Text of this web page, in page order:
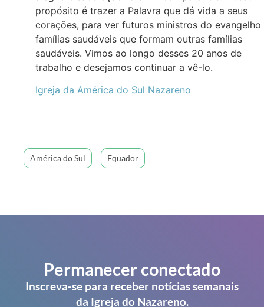
propósito é trazer a Palavra que dá vida a seus
corações, para ver futuros ministros do evangelho
famílias saudáveis que formam outras famílias
saudáveis. Vimos ao longo desses 20 anos de
trabalho e desejamos continuar a vê-lo.
Igreja da América do Sul Nazareno
América do Sul Equador
Permanecer conectado
Inscreva-se para receber notícias semanais
da Igreja do Nazareno.